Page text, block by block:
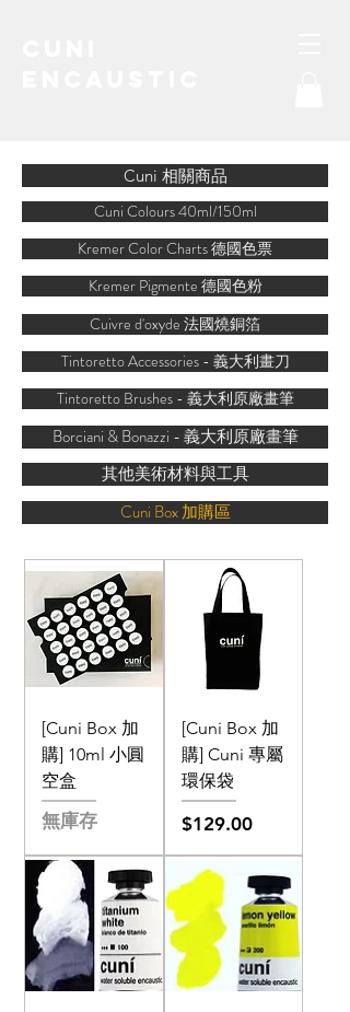
Cuni 相關商品
Cuni Colours 40ml/150ml
Kremer Color Charts 德國色票
Kremer Pigmente 德國色粉
Cuivre d'oxyde 法國燒銅箔
Tintoretto Accessories - 義大利畫刀
Tintoretto Brushes - 義大利原廠畫筆
Borciani & Bonazzi - 義大利原廠畫筆
其他美術材料與工具
Cuni Box 加購區
[Cuni Box 加
購] 10ml 小圓
空盒
無庫存
[Cuni Box 加
購] Cuni 專屬
環保袋
價格
$129.00